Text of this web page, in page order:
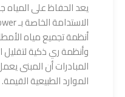
يعد الحفاظ على المياه
أنظمة تجميع مياه
وأنظمة ري ذكية
المبادرات أن المبنى
الموارد الطبيعية القيمة.